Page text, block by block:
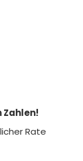
Zahlen!
Rate